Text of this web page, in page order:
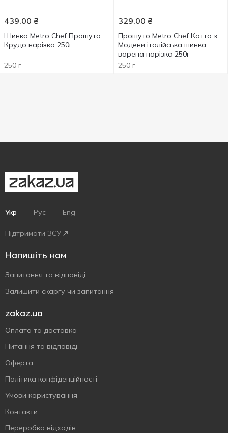
439.00 ₴
Шинка Metro Chef Прошуто
Крудо нарізка 250г
250 г
329.00 ₴
Прошуто Metro Chef Котто з
Модени італійська шинка
варена нарізка 250г
250 г
Укр Рус Eng
Підтримати ЗСУ
Напишіть нам
Запитання та відповіді
Залишити скаргу чи запитання
zakaz.ua
Оплата та доставка
Питання та відповіді
Оферта
Політика конфіденційності
Умови користування
Контакти
Переробка відходів